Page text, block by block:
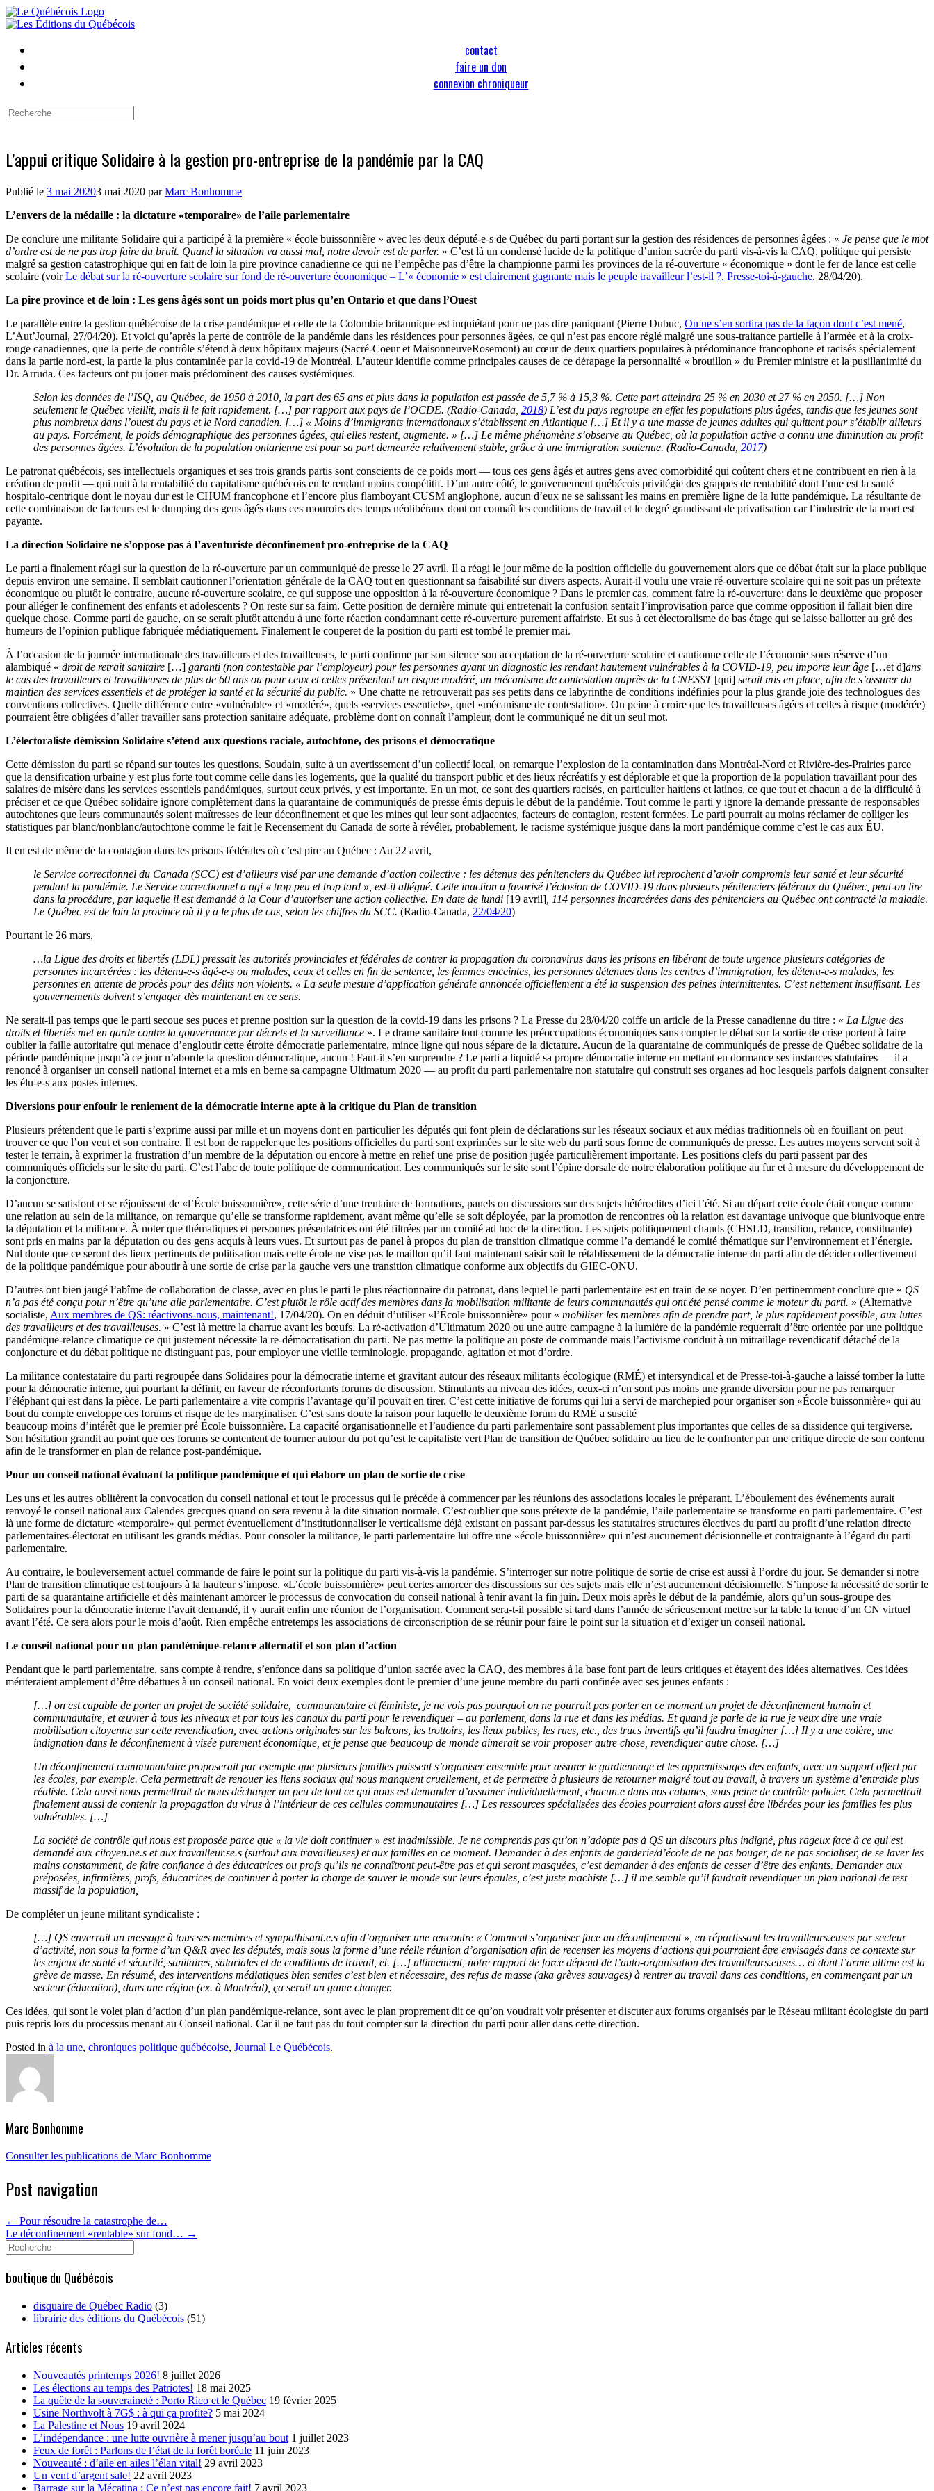
Skip
to
contact
faire un don
connexion chroniqueur
Search
L’appui critique Solidaire à la gestion pro-entreprise de la pandémie par la CAQ
Publié le 3 mai 20203 mai 2020 parMarc Bonhomme
L’envers de la médaille : la dictature «temporaire» de l’aile parlementaire
De conclure une militante Solidaire qui a participé à la première « école buissonnière » avec les deux député-e-s de Québec du parti portant sur la gestion des résidences de personnes âgées : « Je pense que le mot
d’ordre est de ne pas trop faire du bruit. Quand la situation va aussi mal, notre devoir est de parler. » C’est là un condensé lucide de la politique d’union sacrée du parti vis-à-vis la CAQ, politique qui persiste
malgré sa gestion catastrophique qui en fait de loin la pire province canadienne ce qui ne l’empêche pas d’être la championne parmi les provinces de la ré-ouverture « économique » dont le fer de lance est celle
scolaire (voirLe débat sur la ré-ouverture scolaire sur fond de ré-ouverture économique – L’« économie » est clairement gagnante mais le peuple travailleur l’est-il ?, Presse-toi-à-gauche, 28/04/20).
La pire province et de loin : Les gens âgés sont un poids mort plus qu’en Ontario et que dans l’Ouest
Le parallèle entre la gestion québécoise de la crise pandémique et celle de la Colombie britannique est inquiétant pour ne pas dire paniquant (Pierre Dubuc, On ne s’en sortira pas de la façon dont c’est mené,
L’Aut’Journal, 27/04/20). Et voici qu’après la perte de contrôle de la pandémie dans les résidences pour personnes âgées, ce qui n’est pas encore réglé malgré une sous-traitance partielle à l’armée et à la croix-
rouge canadiennes, que la perte de contrôle s’étend à deux hôpitaux majeurs (Sacré-Coeur et MaisonneuveRosemont) au cœur de deux quartiers populaires à prédominance francophone et racisés spécialement
dans la partie nord-est, la partie la plus contaminée par la covid-19 de Montréal. L’auteur identifie comme principales causes de ce dérapage la personnalité « brouillon » du Premier ministre et la pusillanimité du
Dr. Arruda. Ces facteurs ont pu jouer mais prédominent des causes systémiques.
Selon les données de l’ISQ, au Québec, de 1950 à 2010, la part des 65 ans et plus dans la population est passée de 5,7 % à 15,3 %. Cette part atteindra 25 % en 2030 et 27 % en 2050. […] Non
seulement le Québec vieillit, mais il le fait rapidement. […] par rapport aux pays de l’OCDE. (Radio-Canada, 2018) L’est du pays regroupe en effet les populations plus âgées, tandis que les jeunes sont
plus nombreux dans l’ouest du pays et le Nord canadien. […] « Moins d’immigrants internationaux s’établissent en Atlantique […] Et il y a une masse de jeunes adultes qui quittent pour s’établir ailleurs
au pays. Forcément, le poids démographique des personnes âgées, qui elles restent, augmente. » […] Le même phénomène s’observe au Québec, où la population active a connu une diminution au profit
des personnes âgées. L’évolution de la population ontarienne est pour sa part demeurée relativement stable, grâce à une immigration soutenue. (Radio-Canada, 2017)
Le patronat québécois, ses intellectuels organiques et ses trois grands partis sont conscients de ce poids mort ― tous ces gens âgés et autres gens avec comorbidité qui coûtent chers et ne contribuent en rien à la
création de profit ― qui nuit à la rentabilité du capitalisme québécois en le rendant moins compétitif. D’un autre côté, le gouvernement québécois privilégie des grappes de rentabilité dont l’une est la santé
hospitalo-centrique dont le noyau dur est le CHUM francophone et l’encore plus flamboyant CUSM anglophone, aucun d’eux ne se salissant les mains en première ligne de la lutte pandémique. La résultante de
cette combinaison de facteurs est le dumping des gens âgés dans ces mouroirs des temps néolibéraux dont on connaît les conditions de travail et le degré grandissant de privatisation car l’industrie de la mort est
payante.
La direction Solidaire ne s’oppose pas à l’aventuriste déconfinement pro-entreprise de la CAQ
Le parti a finalement réagi sur la question de la ré-ouverture par un communiqué de presse le 27 avril. Il a réagi le jour même de la position officielle du gouvernement alors que ce débat était sur la place publique
depuis environ une semaine. Il semblait cautionner l’orientation générale de la CAQ tout en questionnant sa faisabilité sur divers aspects. Aurait-il voulu une vraie ré-ouverture scolaire qui ne soit pas un prétexte
économique ou plutôt le contraire, aucune ré-ouverture scolaire, ce qui suppose une opposition à la ré-ouverture économique ? Dans le premier cas, comment faire la ré-ouverture; dans le deuxième que proposer
pour alléger le confinement des enfants et adolescents ? On reste sur sa faim. Cette position de dernière minute qui entretenait la confusion sentait l’improvisation parce que comme opposition il fallait bien dire
quelque chose. Comme parti de gauche, on se serait plutôt attendu à une forte réaction condamnant cette ré-ouverture purement affairiste. Et sus à cet électoralisme de bas étage qui se laisse ballotter au gré des
humeurs de l’opinion publique fabriquée médiatiquement. Finalement le couperet de la position du parti est tombé le premier mai.
À l’occasion de la journée internationale des travailleurs et des travailleuses, le parti confirme par son silence son acceptation de la ré-ouverture scolaire et cautionne celle de l’économie sous réserve d’un
alambiqué « droit de retrait sanitaire […] garanti (non contestable par l’employeur) pour les personnes ayant un diagnostic les rendant hautement vulnérables à la COVID-19, peu importe leur âge […et d]ans
le cas des travailleurs et travailleuses de plus de 60 ans ou pour ceux et celles présentant un risque modéré, un mécanisme de contestation auprès de la CNESST[qui] serait mis en place, afin de s’assurer du
maintien des services essentiels et de protéger la santé et la sécurité du public. » Une chatte ne retrouverait pas ses petits dans ce labyrinthe de conditions indéfinies pour la plus grande joie des technologues des
conventions collectives. Quelle différence entre «vulnérable» et «modéré», quels «services essentiels», quel «mécanisme de contestation». On peine à croire que les travailleuses âgées et celles à risque (modérée)
pourraient être obligées d’aller travailler sans protection sanitaire adéquate, problème dont on connaît l’ampleur, dont le communiqué ne dit un seul mot.
L’électoraliste démission Solidaire s’étend aux questions raciale, autochtone, des prisons et démocratique
Cette démission du parti se répand sur toutes les questions. Soudain, suite à un avertissement d’un collectif local, on remarque l’explosion de la contamination dans Montréal-Nord et Rivière-des-Prairies parce
que la densification urbaine y est plus forte tout comme celle dans les logements, que la qualité du transport public et des lieux récréatifs y est déplorable et que la proportion de la population travaillant pour des
salaires de misère dans les services essentiels pandémiques, surtout ceux privés, y est importante. En un mot, ce sont des quartiers racisés, en particulier haïtiens et latinos, ce que tout et chacun a de la difficulté à
préciser et ce que Québec solidaire ignore complètement dans la quarantaine de communiqués de presse émis depuis le début de la pandémie. Tout comme le parti y ignore la demande pressante de responsables
autochtones que leurs communautés soient maîtresses de leur déconfinement et que les mines qui leur sont adjacentes, facteurs de contagion, restent fermées. Le parti pourrait au moins réclamer de colliger les
statistiques par blanc/nonblanc/autochtone comme le fait le Recensement du Canada de sorte à révéler, probablement, le racisme systémique jusque dans la mort pandémique comme c’est le cas aux ÉU.
Il en est de même de la contagion dans les prisons fédérales où c’est pire au Québec : Au 22 avril,
le Service correctionnel du Canada (SCC) est d’ailleurs visé par une demande d’action collective : les détenus des pénitenciers du Québec lui reprochent d’avoir compromis leur santé et leur sécurité
pendant la pandémie. Le Service correctionnel a agi « trop peu et trop tard », est-il allégué. Cette inaction a favorisé l’éclosion de COVID-19 dans plusieurs pénitenciers fédéraux du Québec, peut-on lire
dans la procédure, par laquelle il est demandé à la Cour d’autoriser une action collective. En date de lundi [19 avril] , 114 personnes incarcérées dans des pénitenciers au Québec ont contracté la maladie.
Le Québec est de loin la province où il y a le plus de cas, selon les chiffres du SCC. (Radio-Canada, 22/04/20)
Pourtant le 26 mars,
…la Ligue des droits et libertés (LDL) pressait les autorités provinciales et fédérales de contrer la propagation du coronavirus dans les prisons en libérant de toute urgence plusieurs catégories de
personnes incarcérées : les détenu-e-s âgé-e-s ou malades, ceux et celles en fin de sentence, les femmes enceintes, les personnes détenues dans les centres d’immigration, les détenu-e-s malades, les
personnes en attente de procès pour des délits non violents. « La seule mesure d’application générale annoncée officiellement a été la suspension des peines intermittentes. C’est nettement insuffisant. Les
gouvernements doivent s’engager dès maintenant en ce sens.
Ne serait-il pas temps que le parti secoue ses puces et prenne position sur la question de la covid-19 dans les prisons ? La Presse du 28/04/20 coiffe un article de la Presse canadienne du titre : « La Ligue des
droits et libertés met en garde contre la gouvernance par décrets et la surveillance ». Le drame sanitaire tout comme les préoccupations économiques sans compter le débat sur la sortie de crise portent à faire
oublier la faille autoritaire qui menace d’engloutir cette étroite démocratie parlementaire, mince ligne qui nous sépare de la dictature. Aucun de la quarantaine de communiqués de presse de Québec solidaire de la
période pandémique jusqu’à ce jour n’aborde la question démocratique, aucun ! Faut-il s’en surprendre ? Le parti a liquidé sa propre démocratie interne en mettant en dormance ses instances statutaires ― il a
renoncé à organiser un conseil national internet et a mis en berne sa campagne Ultimatum 2020 ― au profit du parti parlementaire non statutaire qui construit ses organes ad hoc lesquels parfois daignent consulter
les élu-e-s aux postes internes.
Diversions pour enfouir le reniement de la démocratie interne apte à la critique du Plan de transition
Plusieurs prétendent que le parti s’exprime aussi par mille et un moyens dont en particulier les députés qui font plein de déclarations sur les réseaux sociaux et aux médias traditionnels où en fouillant on peut
trouver ce que l’on veut et son contraire. Il est bon de rappeler que les positions officielles du parti sont exprimées sur le site web du parti sous forme de communiqués de presse. Les autres moyens servent soit à
tester le terrain, à exprimer la frustration d’un membre de la députation ou encore à mettre en relief une prise de position jugée particulièrement importante. Les positions clefs du parti passent par des
communiqués officiels sur le site du parti. C’est l’abc de toute politique de communication. Les communiqués sur le site sont l’épine dorsale de notre élaboration politique au fur et à mesure du développement de
la conjoncture.
D’aucun se satisfont et se réjouissent de «l’École buissonnière», cette série d’une trentaine de formations, panels ou discussions sur des sujets hétéroclites d’ici l’été. Si au départ cette école était conçue comme
une relation au sein de la militance, on remarque qu’elle se transforme rapidement, avant même qu’elle se soit déployée, par la promotion de rencontres où la relation est davantage univoque que biunivoque entre
la députation et la militance. À noter que thématiques et personnes présentatrices ont été filtrées par un comité ad hoc de la direction. Les sujets politiquement chauds (CHSLD, transition, relance, constituante)
sont pris en mains par la députation ou des gens acquis à leurs vues. Et surtout pas de panel à propos du plan de transition climatique comme l’a demandé le comité thématique sur l’environnement et l’énergie.
Nul doute que ce seront des lieux pertinents de politisation mais cette école ne vise pas le maillon qu’il faut maintenant saisir soit le rétablissement de la démocratie interne du parti afin de décider collectivement
de la politique pandémique pour aboutir à une sortie de crise par la gauche vers une transition climatique conforme aux objectifs du GIEC-ONU.
D’autres ont bien jaugé l’abîme de collaboration de classe, avec en plus le parti le plus réactionnaire du patronat, dans lequel le parti parlementaire est en train de se noyer. D’en pertinemment conclure que « QS
n’a pas été conçu pour n’être qu’une aile parlementaire. C’est plutôt le rôle actif des membres dans la mobilisation militante de leurs communautés qui ont été pensé comme le moteur du parti. » (Alternative
socialiste, Aux membres de QS: réactivons-nous, maintenant!, 17/04/20). On en déduit d’utiliser «l’École buissonnière» pour « mobiliser les membres afin de prendre part, le plus rapidement possible, aux luttes
des travailleurs et des travailleuses. » C’est là mettre la charrue avant les bœufs. La ré-activation d’Ultimatum 2020 ou une autre campagne à la lumière de la pandémie requerrait d’être orientée par une politique
pandémique-relance climatique ce qui justement nécessite la re-démocratisation du parti. Ne pas mettre la politique au poste de commande mais l’activisme conduit à un mitraillage revendicatif détaché de la
conjoncture et du débat politique ne distinguant pas, pour employer une vieille terminologie, propagande, agitation et mot d’ordre.
La militance contestataire du parti regroupée dans Solidaires pour la démocratie interne et gravitant autour des réseaux militants écologique (RMÉ) et intersyndical et de Presse-toi-à-gauche a laissé tomber la lutte
pour la démocratie interne, qui pourtant la définit, en faveur de réconfortants forums de discussion. Stimulants au niveau des idées, ceux-ci n’en sont pas moins une grande diversion pour ne pas remarquer
l’éléphant qui est dans la pièce. Le parti parlementaire a vite compris l’avantage qu’il pouvait en tirer. C’est cette initiative de forums qui lui a servi de marchepied pour organiser son «École buissonnière» qui au
bout du compte enveloppe ces forums et risque de les marginaliser. C’est sans doute la raison pour laquelle le deuxième forum du RMÉ a suscité
beaucoup moins d’intérêt que le premier pré École buissonnière. La capacité organisationnelle et l’audience du parti parlementaire sont passablement plus importantes que celles de sa dissidence qui tergiverse.
Son hésitation grandit au point que ces forums se contentent de tourner autour du pot qu’est le capitaliste vert Plan de transition de Québec solidaire au lieu de le confronter par une critique directe de son contenu
afin de le transformer en plan de relance post-pandémique.
Pour un conseil national évaluant la politique pandémique et qui élabore un plan de sortie de crise
Les uns et les autres oblitèrent la convocation du conseil national et tout le processus qui le précède à commencer par les réunions des associations locales le préparant. L’éboulement des événements aurait
renvoyé le conseil national aux Calendes grecques quand on sera revenu à la dite situation normale. C’est oublier que sous prétexte de la pandémie, l’aile parlementaire se transforme en parti parlementaire. C’est
là une forme de dictature «temporaire» qui permet éventuellement d’institutionnaliser le verticalisme déjà existant en passant par-dessus les statutaires structures électives du parti au profit d’une relation directe
parlementaires-électorat en utilisant les grands médias. Pour consoler la militance, le parti parlementaire lui offre une «école buissonnière» qui n’est aucunement décisionnelle et contraignante à l’égard du parti
parlementaire.
Au contraire, le bouleversement actuel commande de faire le point sur la politique du parti vis-à-vis la pandémie. S’interroger sur notre politique de sortie de crise est aussi à l’ordre du jour. Se demander si notre
Plan de transition climatique est toujours à la hauteur s’impose. «L’école buissonnière» peut certes amorcer des discussions sur ces sujets mais elle n’est aucunement décisionnelle. S’impose la nécessité de sortir le
parti de sa quarantaine artificielle et dès maintenant amorcer le processus de convocation du conseil national à tenir avant la fin juin. Deux mois après le début de la pandémie, alors qu’un sous-groupe des
Solidaires pour la démocratie interne l’avait demandé, il y aurait enfin une réunion de l’organisation. Comment sera-t-il possible si tard dans l’année de sérieusement mettre sur la table la tenue d’un CN virtuel
avant l’été. Ce sera alors pour le mois d’août. Rien empêche entretemps les associations de circonscription de se réunir pour faire le point sur la situation et d’exiger un conseil national.
Le conseil national pour un plan pandémique-relance alternatif et son plan d’action
Pendant que le parti parlementaire, sans compte à rendre, s’enfonce dans sa politique d’union sacrée avec la CAQ, des membres à la base font part de leurs critiques et étayent des idées alternatives. Ces idées
mériteraient amplement d’être débattues à un conseil national. En voici deux exemples dont le premier d’une jeune membre du parti confinée avec ses jeunes enfants :
[…] on est capable de porter un projet de société solidaire, communautaire et féministe, je ne vois pas pourquoi on ne pourrait pas porter en ce moment un projet de déconfinement humain et
communautaire, et œuvrer à tous les niveaux et par tous les canaux du parti pour le revendiquer – au parlement, dans la rue et dans les médias. Et quand je parle de la rue je veux dire une vraie
mobilisation citoyenne sur cette revendication, avec actions originales sur les balcons, les trottoirs, les lieux publics, les rues, etc., des trucs inventifs qu’il faudra imaginer […] Il y a une colère, une
indignation dans le déconfinement à visée purement économique, et je pense que beaucoup de monde aimerait se voir proposer autre chose, revendiquer autre chose. […]
Un déconfinement communautaire proposerait par exemple que plusieurs familles puissent s’organiser ensemble pour assurer le gardiennage et les apprentissages des enfants, avec un support offert par
les écoles, par exemple. Cela permettrait de renouer les liens sociaux qui nous manquent cruellement, et de permettre à plusieurs de retourner malgré tout au travail, à travers un système d’entraide plus
réaliste. Cela aussi nous permettrait de nous décharger un peu de tout ce qui nous est demander d’assumer individuellement, chacun.e dans nos cabanes, sous peine de contrôle policier. Cela permettrait
finalement aussi de contenir la propagation du virus à l’intérieur de ces cellules communautaires […] Les ressources spécialisées des écoles pourraient alors aussi être libérées pour les familles les plus
vulnérables. […]
La société de contrôle qui nous est proposée parce que « la vie doit continuer » est inadmissible. Je ne comprends pas qu’on n’adopte pas à QS un discours plus indigné, plus rageux face à ce qui est
demandé aux citoyen.ne.s et aux travailleur.se.s (surtout aux travailleuses) et aux familles en ce moment. Demander à des enfants de garderie/d’école de ne pas bouger, de ne pas socialiser, de se laver les
mains constamment, de faire confiance à des éducatrices ou profs qu’ils ne connaîtront peut-être pas et qui seront masquées, c’est demander à des enfants de cesser d’être des enfants. Demander aux
préposées, infirmières, profs, éducatrices de continuer à porter la charge de sauver le monde sur leurs épaules, c’est juste machiste […] il me semble qu’il faudrait revendiquer un plan national de test
massif de la population,
De compléter un jeune militant syndicaliste :
[…] QS enverrait un message à tous ses membres et sympathisant.e.s afin d’organiser une rencontre « Comment s’organiser face au déconfinement », en répartissant les travailleurs.euses par secteur
d’activité, non sous la forme d’un Q&R avec les députés, mais sous la forme d’une réelle réunion d’organisation afin de recenser les moyens d’actions qui pourraient être envisagés dans ce contexte sur
les enjeux de santé et sécurité, sanitaires, salariales et de conditions de travail, et. […] ultimement, notre rapport de force dépend de l’auto-organisation des travailleurs.euses… et dont l’arme ultime est la
grève de masse. En résumé, des interventions médiatiques bien senties c’est bien et nécessaire, des refus de masse (aka grèves sauvages) à rentrer au travail dans ces conditions, en commençant par un
secteur (éducation), dans une région (ex. à Montréal), ça serait un game changer.
Ces idées, qui sont le volet plan d’action d’un plan pandémique-relance, sont avec le plan proprement dit ce qu’on voudrait voir présenter et discuter aux forums organisés par le Réseau militant écologiste du parti
puis repris lors du processus menant au Conseil national. Car il ne faut pas du tout compter sur la direction du parti pour aller dans cette direction.
Posted in à la une, chroniques politique québécoise, Journal Le Québécois.
Marc Bonhomme
Consulter les publications de Marc Bonhomme
Post navigation
← Pour résoudre la catastrophe de…
Le déconfinement «rentable» sur fond… →
Search
for:
boutique du Québécois
disquaire de Québec Radio (3)
librairie des éditions du Québécois (51)
Articles récents
Nouveautés printemps 2026! 8 juillet 2026
Les élections au temps des Patriotes! 18 mai 2025
La quête de la souveraineté : Porto Rico et le Québec 19 février 2025
Usine Northvolt à 7G$ : à qui ça profite? 5 mai 2024
La Palestine et Nous 19 avril 2024
L’indépendance : une lutte ouvrière à mener jusqu’au bout 1 juillet 2023
Feux de forêt : Parlons de l’état de la forêt boréale 11 juin 2023
Nouveauté : d’aile en ailes l’élan vital! 29 avril 2023
Un vent d’argent sale! 22 avril 2023
Barrage sur la Mécatina : Ce n’est pas encore fait! 7 avril 2023